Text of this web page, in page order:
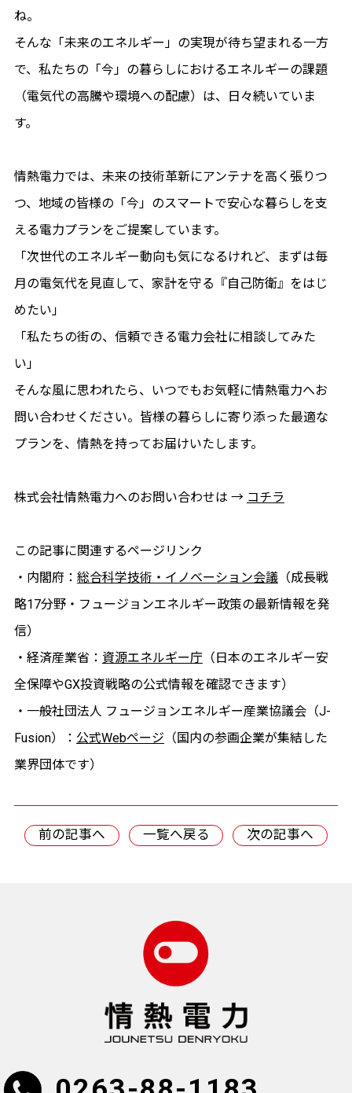
ね。
そんな「未来のエネルギー」の実現が待ち望まれる一方
で、私たちの「今」の暮らしにおけるエネルギーの課題
（電気代の高騰や環境への配慮）は、日々続いていま
す。
情熱電力では、未来の技術革新にアンテナを高く張りつ
つ、地域の皆様の「今」のスマートで安心な暮らしを支
える電力プランをご提案しています。
「次世代のエネルギー動向も気になるけれど、まずは毎
月の電気代を見直して、家計を守る『自己防衛』をはじ
めたい」
「私たちの街の、信頼できる電力会社に相談してみた
い」
そんな風に思われたら、いつでもお気軽に情熱電力へお
問い合わせください。皆様の暮らしに寄り添った最適な
プランを、情熱を持ってお届けいたします。
株式会社情熱電力へのお問い合わせは → コチラ
この記事に関連するページリンク
・内閣府： 総合科学技術・イノベーション会議（成長戦
略17分野・フュージョンエネルギー政策の最新情報を発
信）
・経済産業省： 資源エネルギー庁（日本のエネルギー安
全保障やGX投資戦略の公式情報を確認できます）
・一般社団法人 フュージョンエネルギー産業協議会（J-
Fusion）： 公式Webページ （国内の参画企業が集結した
業界団体です）
前の記事へ 一覧へ戻る 次の記事へ